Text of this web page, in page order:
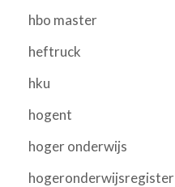
hbo master
heftruck
hku
hogent
hoger onderwijs
hogeronderwijsregister